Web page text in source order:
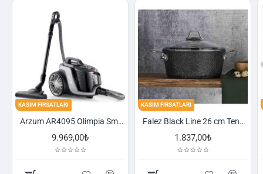
Arzum AR4095 Olimpia Smart Cyclone Filtreli Süpürge - Füme
KASIM FIRSATLARI
Falez Black Line 26 cm Tencere
KASIM FIRSATLARI